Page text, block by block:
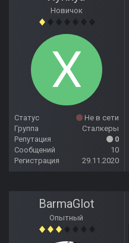
Новичок
Статус
Не в сети
Группа
Сталкеры
Репутация
0
Сообщений
10
Регистрация
29.11.2020
BarmaGlot
Опытный